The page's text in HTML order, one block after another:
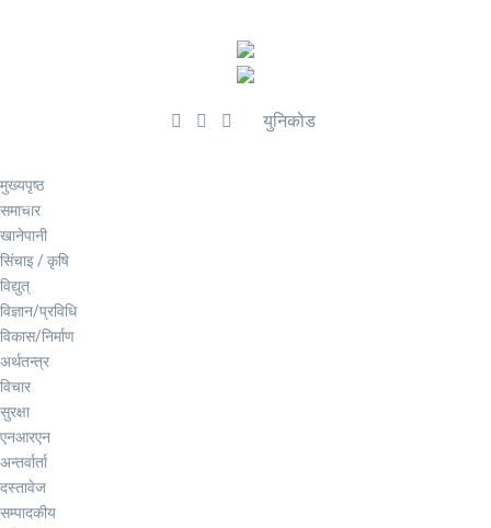
युनिकोड
मुख्यपृष्ठ
समाचार
खानेपानी
सिंचाइ / कृषि
विद्युत्
विज्ञान/प्रविधि
विकास/निर्माण
अर्थतन्त्र
विचार
सुरक्षा
एनआरएन
अन्तर्वार्ता
दस्तावेज
सम्पादकीय